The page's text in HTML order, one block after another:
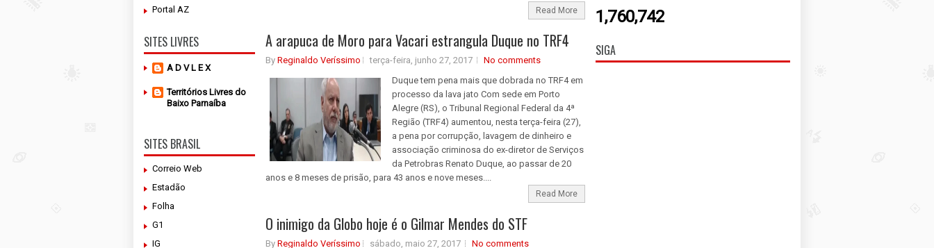
Portal AZ
SITES LIVRES
A D V L E X
Territórios Livres do
Baixo Parnaíba
SITES BRASIL
Correio Web
Estadão
Folha
G1
IG
Read More
A arapuca de Moro para Vacari estrangula Duque no TRF4
By Reginaldo Veríssimo terça-feira, junho 27, 2017
No comments
Duque tem pena mais que dobrada no TRF4 em
processo da lava jato Com sede em Porto
Alegre (RS), o Tribunal Regional Federal da 4ª
Região (TRF4) aumentou, nesta terça-feira (27),
a pena por corrupção, lavagem de dinheiro e
associação criminosa do ex-diretor de Serviços
da Petrobras Renato Duque, ao passar de 20
anos e 8 meses de prisão, para 43 anos e nove meses....
Read More
O inimigo da Globo hoje é o Gilmar Mendes do STF
By Reginaldo Veríssimo sábado, maio 27, 2017
No comments
1,760,742
SIGA